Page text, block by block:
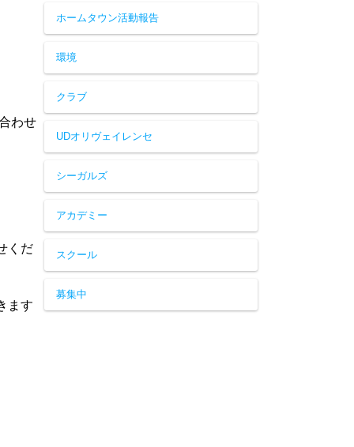
わせ
くだ
ます
ホームタウン活動報告
環境
クラブ
UDオリヴェイレンセ
シーガルズ
アカデミー
スクール
募集中